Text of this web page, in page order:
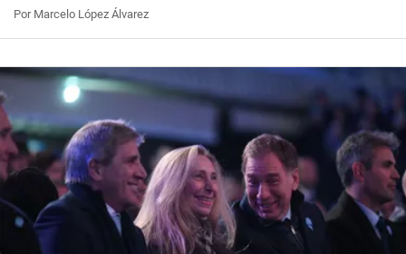
Por Marcelo López Álvarez